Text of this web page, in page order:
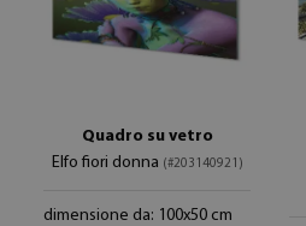
Quadro su vetro
Elfo fiori donna (#203140921)
dimensione da: 100x50 cm